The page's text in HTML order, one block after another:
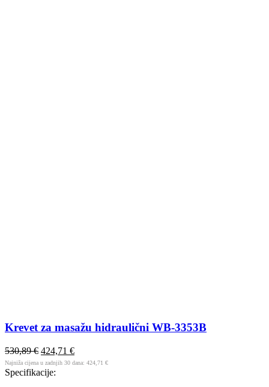
Krevet za masažu hidraulični WB-3353B
530,89€ 424,71 €
Najniža cijena u zadnjih 30 dana: 424,71 €
Specifikacije: